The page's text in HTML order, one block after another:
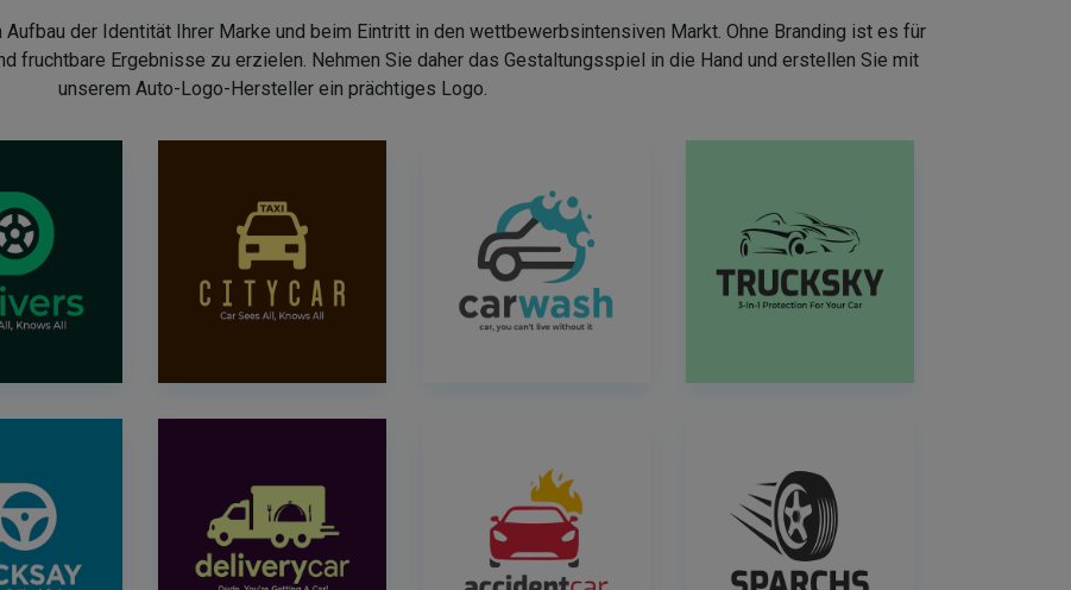
der Identität Ihrer Marke und beim Eintritt in den wettbewerbsintensiven Markt. Ohne Branding ist es für
fruchtbare Ergebnisse zu erzielen. Nehmen Sie daher das Gestaltungsspiel in die Hand und erstellen Sie mit
unserem Auto-Logo-Hersteller ein prächtiges Logo.